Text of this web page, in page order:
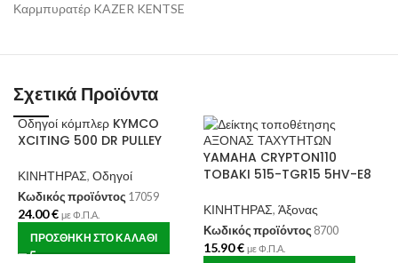
Καρμπυρατέρ KAZER KENTSE
Σχετικά Προϊόντα
Οδηγοί κόμπλερ KYMCO
XCITING 500 DR PULLEY
ΚΙΝΗΤΗΡΑΣ, Οδηγοί
Κωδικός προϊόντος 17059
24.00€ με Φ.Π.Α.
ΠΡΟΣΘΉΚΗ ΣΤΟ ΚΑΛΆΘΙ
ΑΞΟΝΑΣ ΤΑΧΥΤΗΤΩΝ
YAMAHA CRYPTON110
TOBAKI 515-TGR15 5HV-E8
ΚΙΝΗΤΗΡΑΣ, Άξονας
Κωδικός προϊόντος 8700
15.90€ με Φ.Π.Α.